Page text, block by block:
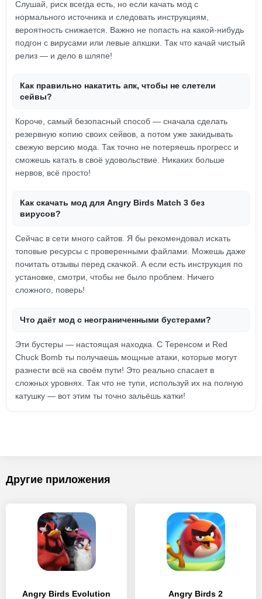
Слушай, риск всегда есть, но если качать мод с
нормального источника и следовать инструкциям,
вероятность снижается. Важно не попасть на какой-нибудь
подгон с вирусами или левые апкшки. Так что качай чистый
релиз — и дело в шляпе!
Как правильно накатить апк, чтобы не слетели
сейвы?
Короче, самый безопасный способ — сначала сделать
резервную копию своих сейвов, а потом уже закидывать
свежую версию мода. Так точно не потеряешь прогресс и
сможешь катать в своё удовольствие. Никаких больше
нервов, всё просто!
Как скачать мод для Angry Birds Match 3 без
вирусов?
Сейчас в сети много сайтов. Я бы рекомендовал искать
топовые ресурсы с проверенными файлами. Можешь даже
почитать отзывы перед скачкой. А если есть инструкция по
установке, смотри, чтобы не было проблем. Ничего
сложного, поверь!
Что даёт мод с неограниченными бустерами?
Эти бустеры — настоящая находка. С Теренсом и Red
Chuck Bomb ты получаешь мощные атаки, которые могут
разнести всё на своём пути! Это реально спасает в
сложных уровнях. Так что не тупи, используй их на полную
катушку — вот этим ты точно зальёшь катки!
Другие приложения
Angry Birds Evolution Angry Birds 2